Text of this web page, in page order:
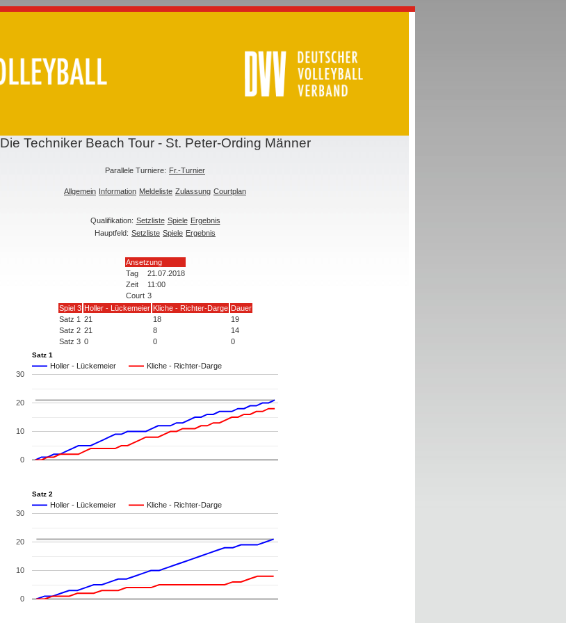
Die Techniker Beach Tour - St. Peter-Ording Männer
Parallele Turniere: Fr.-Turnier
Allgemein Information Meldeliste Zulassung Courtplan
Qualifikation: Setzliste Spiele Ergebnis
Hauptfeld: Setzliste Spiele Ergebnis
Ansetzung
Tag
21.07.2018
Zeit
11:00
Court 3
Spiel 3 Holler - Lückemeier Kliche - Richter-Darge Dauer
Satz 1 21 18
19
Satz 2 21 8
14
Satz 3 0 0 0
Satz 1
Holler - Lückemeier Kliche - Richter-Darge
0
10
20
30
Satz 2
Holler - Lückemeier Kliche - Richter-Darge
0
10
20
30